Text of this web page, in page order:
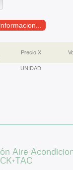
Precio X
UNIDAD
Aire